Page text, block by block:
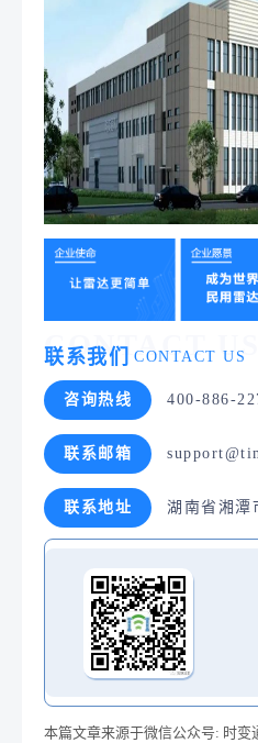
联系我们 CONTACT US
CONTACT US
咨询热线 400-886-
联系邮箱
联系地址 湖南省湘潭
本篇文章来源于微信公众号: 时变